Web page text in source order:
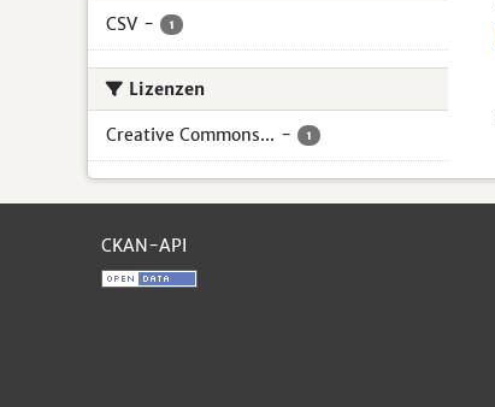
CSV - 1
Lizenzen
Creative Commons... - 1
CKAN-API